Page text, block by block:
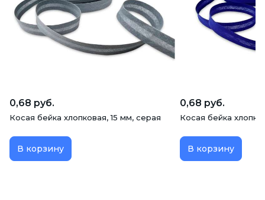
0,68 руб.
Косая бейка хлопковая, 15 мм, серая
В корзину
0,68 руб.
Косая бейка
В корзину